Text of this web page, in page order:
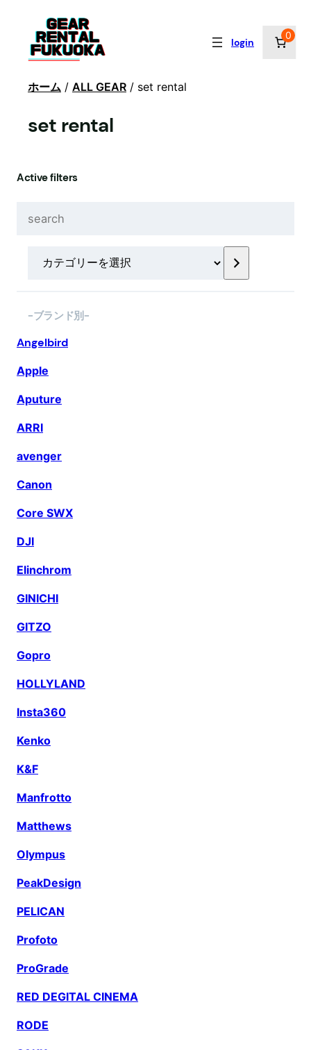
login
0
ホーム / ALL GEAR / set rental
set rental
Active filters
ー
を
択
-ブランド別-
Angelbird
Apple
Aputure
ARRI
avenger
Canon
Core SWX
DJI
Elinchrom
GINICHI
GITZO
Gopro
HOLLYLAND
Insta360
Kenko
K&F
Manfrotto
Matthews
Olympus
PeakDesign
PELICAN
Profoto
ProGrade
RED DEGITAL CINEMA
RODE